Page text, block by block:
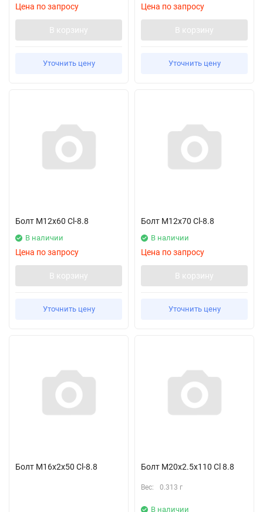
Цена по запросу
В корзину
Уточнить цену
Цена по запросу
В корзину
Уточнить цену
Болт M12x60 Cl-8.8
В наличии
Цена по запросу
В корзину
Уточнить цену
Болт M12x70 Cl-8.8
В наличии
Цена по запросу
В корзину
Уточнить цену
Болт M16x2x50 Cl-8.8 Болт M20x2.5x110 Cl 8.8
Вес: 0.313 г
В наличии